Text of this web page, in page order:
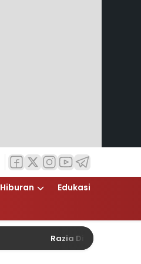
Hiburan
Edukasi
Razia Dini Hari Polsek